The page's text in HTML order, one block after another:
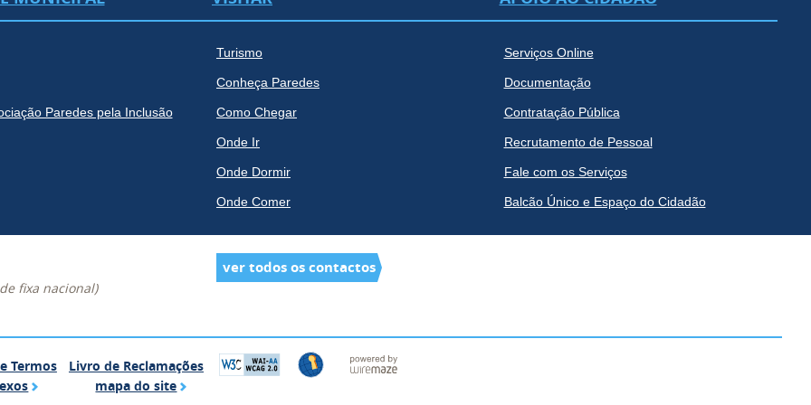
Paredes pela Inclusão
Turismo
Conheça Paredes
Como Chegar
Onde Ir
Onde Dormir
Onde Comer
Serviços Online
Documentação
Contratação Pública
Recrutamento de Pessoal
Fale com os Serviços
Balcão Único e Espaço do Cidadão
fixa nacional)
ver todos os contactos
de Termos Complexos
Termos
Livro de Reclamações
Livro de Reclamações
mapa do site
mapa do site